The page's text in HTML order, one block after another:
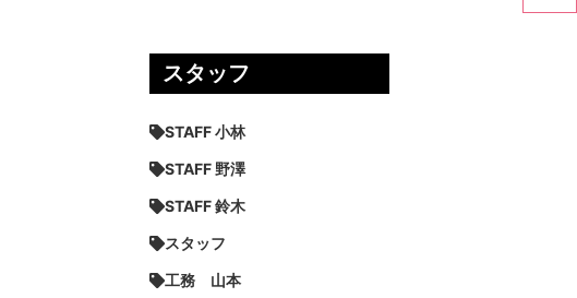
スタッフ
STAFF 小林
STAFF 野澤
STAFF 鈴木
スタッフ
工務 山本